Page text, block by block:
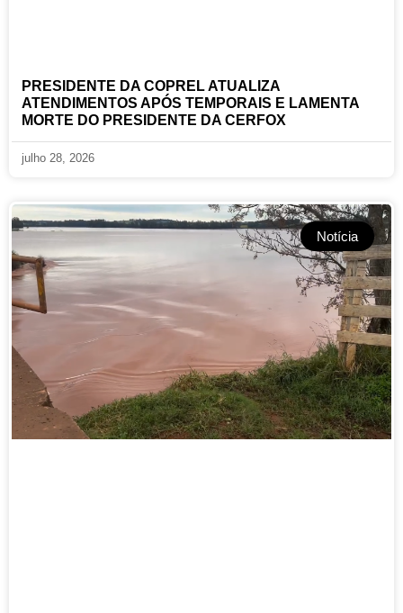
PRESIDENTE DA COPREL ATUALIZA
ATENDIMENTOS APÓS TEMPORAIS E LAMENTA
MORTE DO PRESIDENTE DA CERFOX
julho 28, 2026
Notícia